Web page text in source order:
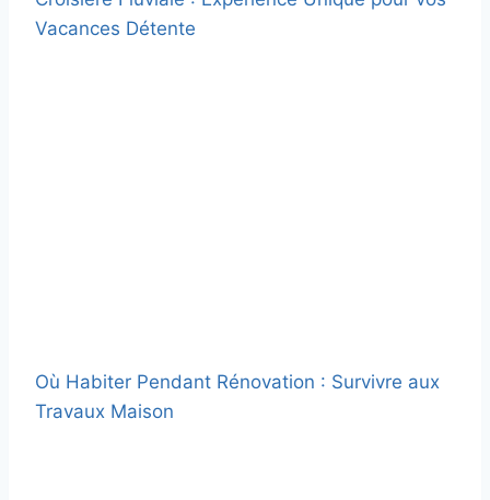
Vacances Détente
Où Habiter Pendant Rénovation : Survivre aux
Travaux Maison